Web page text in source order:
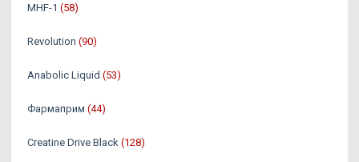
MHF-1 (58)
Revolution (90)
Anabolic Liquid (53)
Фармаприм (44)
Creatine Drive Black (128)